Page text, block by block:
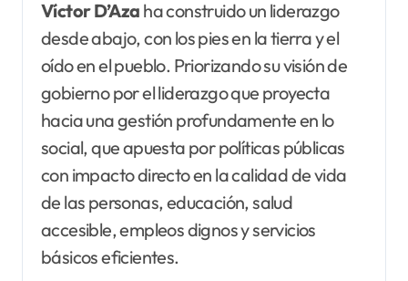
Víctor D’Aza ha construido un liderazgo
desde abajo, con los pies en la tierra y el
oído en el pueblo. Priorizando su visión de
gobierno por el liderazgo que proyecta
hacia una gestión profundamente en lo
social, que apuesta por políticas públicas
con impacto directo en la calidad de vida
de las personas, educación, salud
accesible, empleos dignos y servicios
básicos eficientes.